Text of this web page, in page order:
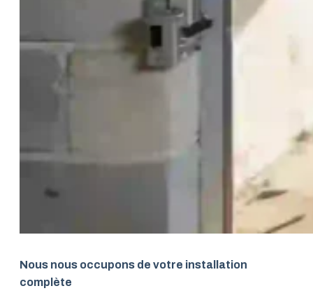
Nous nous occupons de votre installation
complète